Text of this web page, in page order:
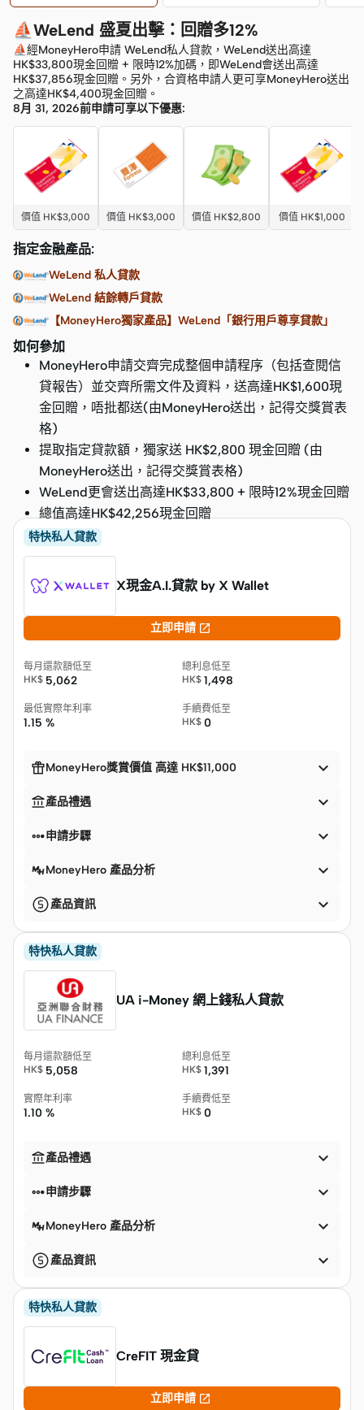
⛵WeLend 盛夏出擊：回贈多12%
⛵經MoneyHero申請 WeLend私人貸款，WeLend送出高達
HK$33,800現金回贈 + 限時12%加碼，即WeLend會送出高達
HK$37,856現金回贈。另外，合資格申請人更可享MoneyHero送出
之高達HK$4,400現金回贈。
8月 31, 2026前申請可享以下優惠:
價值 HK$3,000 價值 HK$3,000 價值 HK$2,800 價值 HK$1,000
指定金融產品:
WeLend 私人貸款
WeLend 結餘轉戶貸款
【MoneyHero獨家產品】WeLend「銀行用戶尊享貸款」
如何參加
MoneyHero申請交齊完成整個申請程序（包括查閱信
貸報告）並交齊所需文件及資料，送高達HK$1,600現
金回贈，唔批都送(由MoneyHero送出，記得交獎賞表
格)
提取指定貸款額，獨家送 HK$2,800 現金回贈 (由
MoneyHero送出，記得交獎賞表格)
WeLend更會送出高達HK$33,800 + 限時12%現金回贈
總值高達HK$42,256現金回贈
特快私人貸款
X現金A.I.貸款 by X Wallet
立即申請 
每月還款額低至
HK$ 5,062
總利息低至
HK$ 1,498
最低實際年利率
1.15 %
手續費低至
HK$ 0
MoneyHero獎賞價值 高達 HK$11,000 
產品禮遇 
申請步驟 
MoneyHero 產品分析 
產品資訊 
特快私人貸款
UA i-Money 網上錢私人貸款
每月還款額低至
HK$ 5,058
總利息低至
HK$ 1,391
實際年利率
1.10 %
手續費低至
HK$ 0
產品禮遇 
申請步驟 
MoneyHero 產品分析 
產品資訊 
特快私人貸款
CreFIT 現金貸
立即申請 